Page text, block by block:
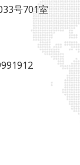
号701室